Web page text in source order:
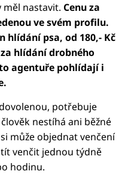
měl nastavit. Cenu za
ve svém profilu.
hlídání psa, od 180,- Kč
hlídání drobného
agentuře pohlídají i
potřebuje
nestíhá ani běžné
může objednat venčení
venčit jednou týdně
hodinu.